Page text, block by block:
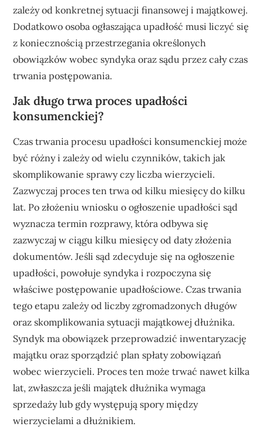
zależy od konkretnej sytuacji finansowej i majątkowej.
Dodatkowo osoba ogłaszająca upadłość musi liczyć się
z koniecznością przestrzegania określonych
obowiązków wobec syndyka oraz sądu przez cały czas
trwania postępowania.
Jak długo trwa proces upadłości
konsumenckiej?
Czas trwania procesu upadłości konsumenckiej może
być różny i zależy od wielu czynników, takich jak
skomplikowanie sprawy czy liczba wierzycieli.
Zazwyczaj proces ten trwa od kilku miesięcy do kilku
lat. Po złożeniu wniosku o ogłoszenie upadłości sąd
wyznacza termin rozprawy, która odbywa się
zazwyczaj w ciągu kilku miesięcy od daty złożenia
dokumentów. Jeśli sąd zdecyduje się na ogłoszenie
upadłości, powołuje syndyka i rozpoczyna się
właściwe postępowanie upadłościowe. Czas trwania
tego etapu zależy od liczby zgromadzonych długów
oraz skomplikowania sytuacji majątkowej dłużnika.
Syndyk ma obowiązek przeprowadzić inwentaryzację
majątku oraz sporządzić plan spłaty zobowiązań
wobec wierzycieli. Proces ten może trwać nawet kilka
lat, zwłaszcza jeśli majątek dłużnika wymaga
sprzedaży lub gdy występują spory między
wierzycielami a dłużnikiem.